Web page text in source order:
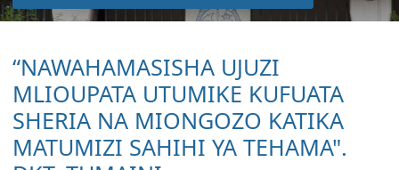
“NAWAHAMASISHA UJUZI
MLIOUPATA UTUMIKE KUFUATA
SHERIA NA MIONGOZO KATIKA
MATUMIZI SAHIHI YA TEHAMA".